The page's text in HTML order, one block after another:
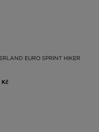
EURO SPRINT HIKER